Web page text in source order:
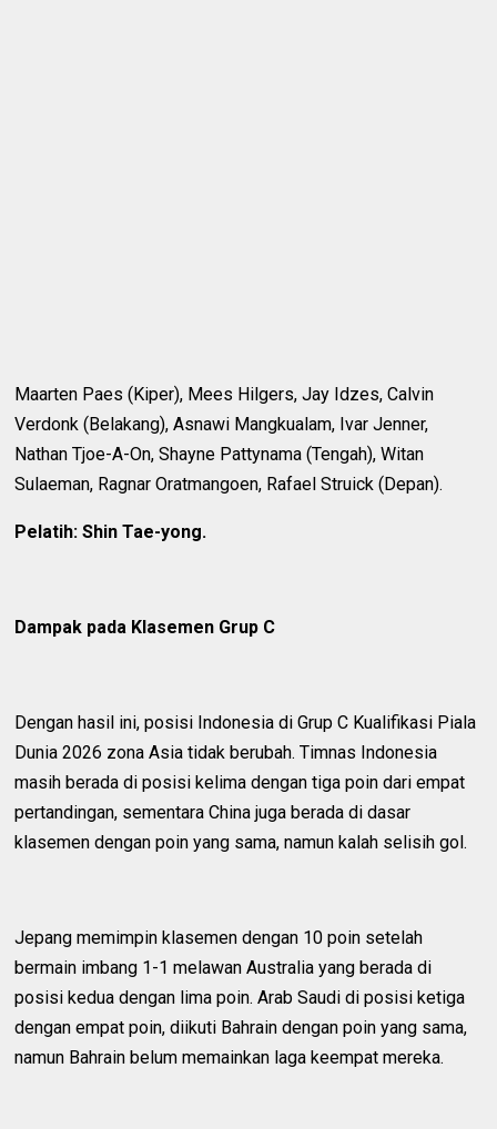
Maarten Paes (Kiper), Mees Hilgers, Jay Idzes, Calvin
Verdonk (Belakang), Asnawi Mangkualam, Ivar Jenner,
Nathan Tjoe-A-On, Shayne Pattynama (Tengah), Witan
Sulaeman, Ragnar Oratmangoen, Rafael Struick (Depan).
Pelatih: Shin Tae-yong.
Dampak pada Klasemen Grup C
Dengan hasil ini, posisi Indonesia di Grup C Kualifikasi Piala
Dunia 2026 zona Asia tidak berubah. Timnas Indonesia
masih berada di posisi kelima dengan tiga poin dari empat
pertandingan, sementara China juga berada di dasar
klasemen dengan poin yang sama, namun kalah selisih gol.
Jepang memimpin klasemen dengan 10 poin setelah
bermain imbang 1-1 melawan Australia yang berada di
posisi kedua dengan lima poin. Arab Saudi di posisi ketiga
dengan empat poin, diikuti Bahrain dengan poin yang sama,
namun Bahrain belum memainkan laga keempat mereka.